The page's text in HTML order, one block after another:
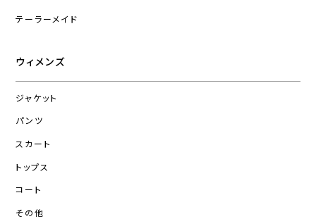
テーラーメイド
ウィメンズ
ジャケット
パンツ
スカート
トップス
コート
その他